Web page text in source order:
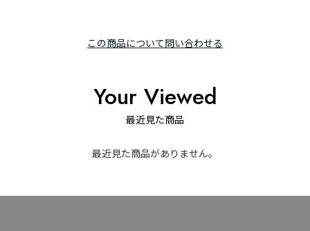
この商品について問い合わせる
Your Viewed
最近見た商品
最近見た商品がありません。